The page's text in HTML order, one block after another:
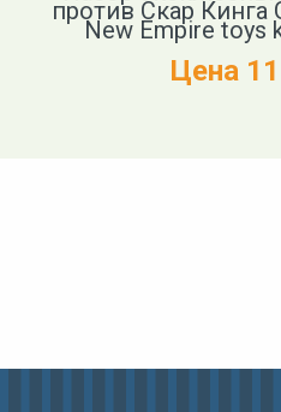
против Скар Кинга
New Empire toys
Цена